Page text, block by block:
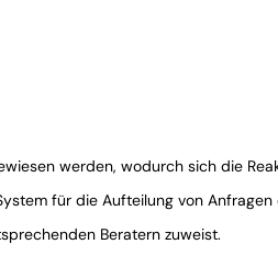
werden, wodurch sich die
für die Aufteilung von
Beratern zuweist.